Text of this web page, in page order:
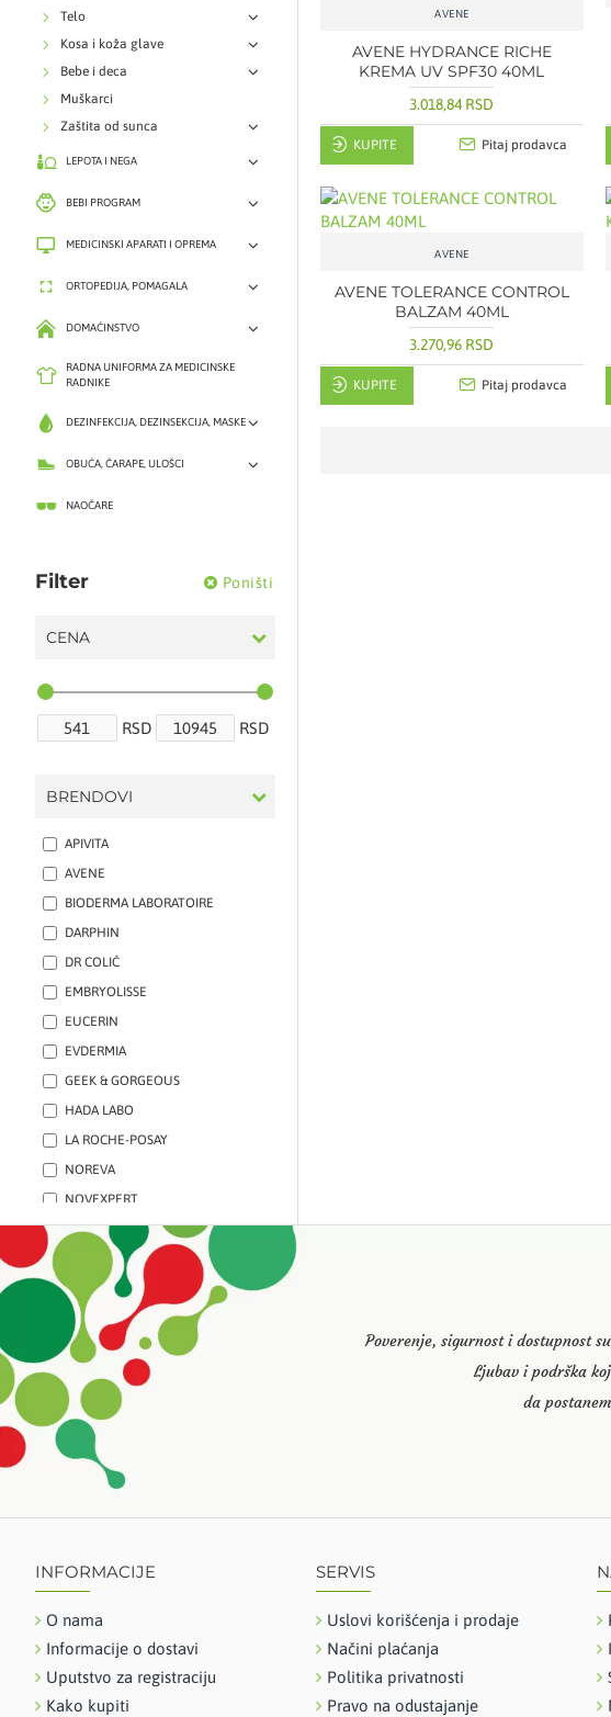
Telo
Kosa i koža glave
Bebe i deca
Muškarci
Zaštita od sunca
LEPOTA I NEGA
BEBI PROGRAM
MEDICINSKI APARATI I OPREMA
ORTOPEDIJA, POMAGALA
DOMAĆINSTVO
RADNA UNIFORMA ZA MEDICINSKE
RADNIKE
DEZINFEKCIJA, DEZINSEKCIJA, MASKE
OBUĆA, ČARAPE, ULOŠCI
NAOČARE
Filter Poništi
CENA
RSD RSD
BRENDOVI
APIVITA
AVENE
BIODERMA LABORATOIRE
DARPHIN
DR COLIĆ
EMBRYOLISSE
EUCERIN
EVDERMIA
GEEK & GORGEOUS
HADA LABO
LA ROCHE-POSAY
NOREVA
NOVEXPERT
NUXE
PROLOM BEAUTY CARE
SEBAMED
SVR
URIAGE
VICHY
ZIAJA MED
AVENE
AVENE HYDRANCE RICHE
KREMA UV SPF30 40ML
3.018,84 RSD
KUPITE Pitaj prodavca
AVENE
AVENE TOLERANCE CONTROL
BALZAM 40ML
3.270,96 RSD
KUPITE Pitaj prodavca
Poverenje, sigurnost i dostupnost
Ljubav i podrška
da
INFORMACIJE
O nama
Informacije o dostavi
Uputstvo za registraciju
Kako kupiti
SERVIS
Uslovi korišćenja i prodaje
Načini plaćanja
Politika privatnosti
Pravo na odustajanje